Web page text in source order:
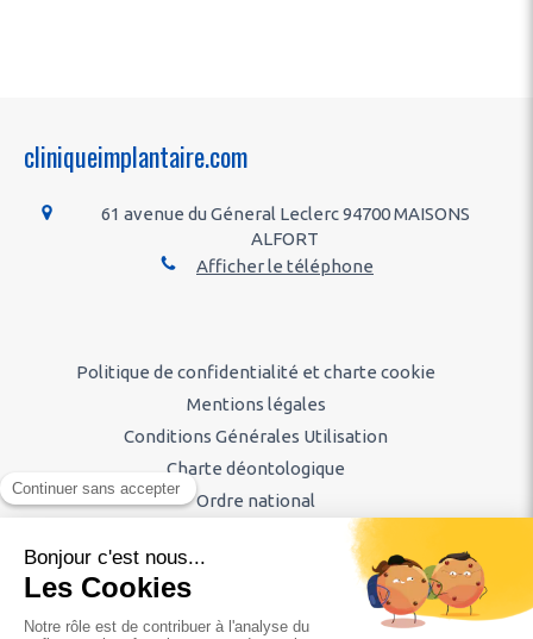
cliniqueimplantaire.com
61 avenue du Géneral Leclerc 94700 MAISONS
ALFORT
Afficher le téléphone
Politique de confidentialité et charte cookie
Mentions légales
Conditions Générales Utilisation
Charte déontologique
Ordre national
Annuaires chirurgiens dentistes
Honoraires & Remboursement